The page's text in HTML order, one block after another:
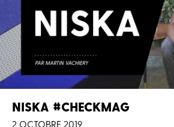
NISKA #CHECKMAG
2 OCTOBRE 2019